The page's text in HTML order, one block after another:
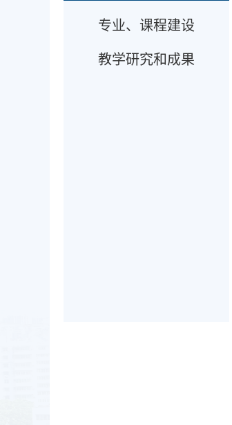
专业、课程建设
教学研究和成果